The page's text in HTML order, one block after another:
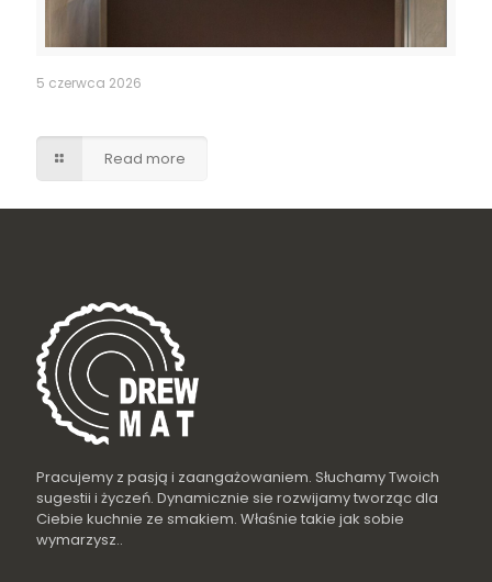
5 czerwca 2026
Read more
Pracujemy z pasją i zaangażowaniem. Słuchamy Twoich
sugestii i życzeń. Dynamicznie sie rozwijamy tworząc dla
Ciebie kuchnie ze smakiem. Właśnie takie jak sobie
wymarzysz..